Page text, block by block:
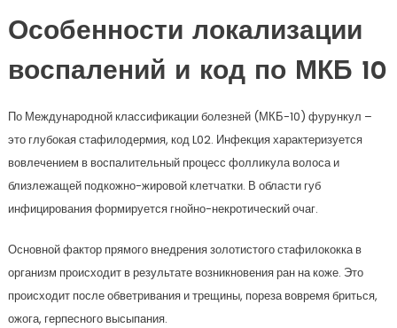
Особенности локализации
воспалений и код по МКБ 10
По Международной классификации болезней (МКБ-10) фурункул –
это глубокая стафилодермия, код L02. Инфекция характеризуется
вовлечением в воспалительный процесс фолликула волоса и
близлежащей подкожно-жировой клетчатки. В области губ
инфицирования формируется гнойно-некротический очаг.
Основной фактор прямого внедрения золотистого стафилококка в
организм происходит в результате возникновения ран на коже. Это
происходит после обветривания и трещины, пореза вовремя бриться,
ожога, герпесного высыпания.